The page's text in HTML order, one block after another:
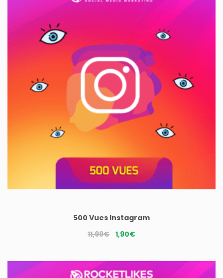
18,99€.
500 Vues Instagram
11,99€ Le
initial
était :
1,90€Le
actuel
est :